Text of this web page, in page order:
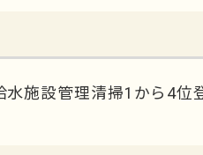
施設管理清掃1から4位